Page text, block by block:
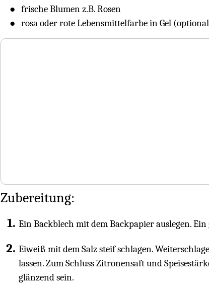
frische Blumen z.B. Rosen
rosa oder rote Lebensmittelfarbe in Gel
Zubereitung:
Ein Backblech mit dem Backpapier auslegen.
Eiweiß mit dem Salz steif schlagen.
lassen. Zum Schluss Zitronensaft und
glänzend sein.